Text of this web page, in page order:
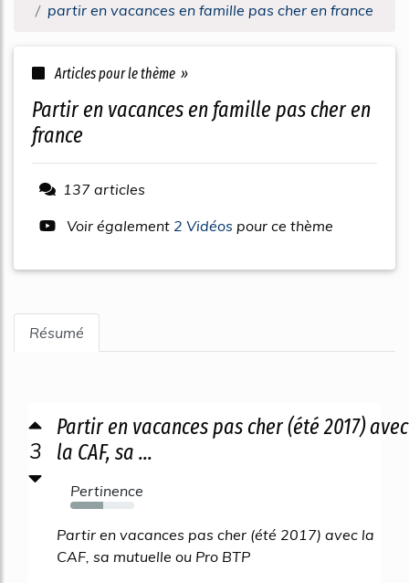
partir en vacances en famille pas cher en france
Articles pour le thème »
partir en vacances en famille pas cher en
france
137 articles
Voir également 2 Vidéos pour ce thème
Résumé
3
Partir en vacances pas cher (été 2017) avec
la CAF, sa ...
Pertinence
52%
Partir en vacances pas cher (été 2017) avec la
CAF, sa mutuelle ou Pro BTP